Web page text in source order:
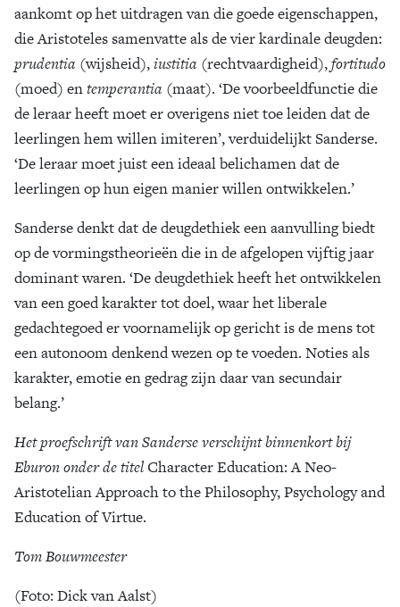
aankomt op het uitdragen van die goede eigenschappen,
die Aristoteles samenvatte als de vier kardinale deugden:
prudentia (wijsheid),iustitia (rechtvaardigheid),fortitudo
(moed) entemperantia (maat). ‘De voorbeeldfunctie die
de leraar heeft moet er overigens niet toe leiden dat de
leerlingen hem willen imiteren’, verduidelijkt Sanderse.
‘De leraar moet juist een ideaal belichamen dat de
leerlingen op hun eigen manier willen ontwikkelen.’
Sanderse denkt dat de deugdethiek een aanvulling biedt
op de vormingstheorieën die in de afgelopen vijftig jaar
dominant waren. ‘De deugdethiek heeft het ontwikkelen
van een goed karakter tot doel, waar het liberale
gedachtegoed er voornamelijk op gericht is de mens tot
een autonoom denkend wezen op te voeden. Noties als
karakter, emotie en gedrag zijn daar van secundair
belang.’
Het proefschrift van Sanderse verschijnt binnenkort bij
Eburon onder de titelCharacter Education: A Neo-
Aristotelian Approach to the Philosophy, Psychology and
Education of Virtue.
Tom Bouwmeester
(Foto: Dick van Aalst)